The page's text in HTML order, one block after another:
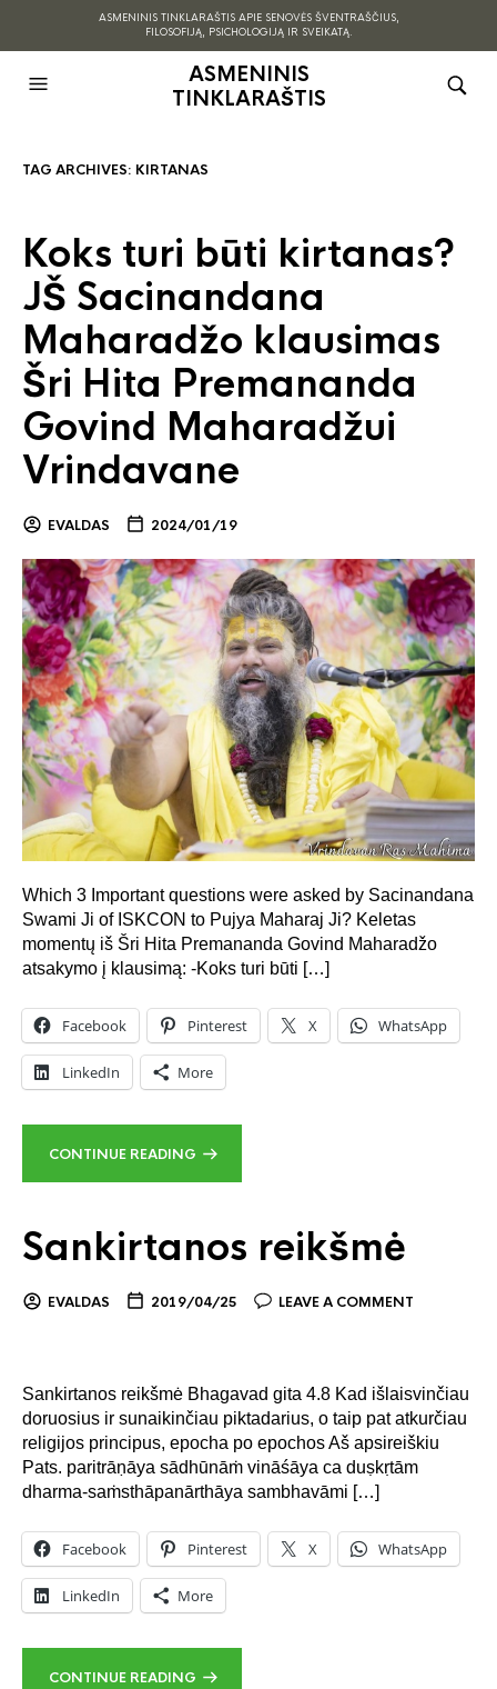
ASMENINIS TINKLARAŠTIS APIE SENOVĖS ŠVENTRAŠČIUS,
FILOSOFIJĄ, PSICHOLOGIJĄ IR SVEIKATĄ.
ASMENINIS
TINKLARAŠTIS
TAG ARCHIVES: KIRTANAS
Koks turi būti kirtanas?
JŠ Sacinandana
Maharadžo klausimas
Šri Hita Premananda
Govind Maharadžui
Vrindavane
EVALDAS 2024/01/19
Which 3 Important questions were asked by Sacinandana
Swami Ji of ISKCON to Pujya Maharaj Ji? Keletas
momentų iš Šri Hita Premananda Govind Maharadžo
atsakymo į klausimą: -Koks turi būti […]
Facebook Pinterest X WhatsApp
LinkedIn More
CONTINUE READING
Sankirtanos reikšmė
EVALDAS 2019/04/25 LEAVE A COMMENT
Sankirtanos reikšmė Bhagavad gita 4.8 Kad išlaisvinčiau
doruosius ir sunaikinčiau piktadarius, o taip pat atkurčiau
religijos principus, epocha po epochos Aš apsireiškiu
Pats. paritrāṇāya sādhūnāṁ vināśāya ca duṣkṛtām
dharma-saṁsthāpanārthāya sambhavāmi […]
Facebook Pinterest X WhatsApp
LinkedIn More
CONTINUE READING